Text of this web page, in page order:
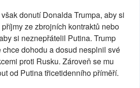
donutí Donalda Trumpa, aby si
ze zbrojních kontraktů nebo
si neznepřátelil Putina. Trump
chce dohodu a dosud nesplnil své
proti Rusku. Zároveň se mu
od Putina třicetidenního příměří.